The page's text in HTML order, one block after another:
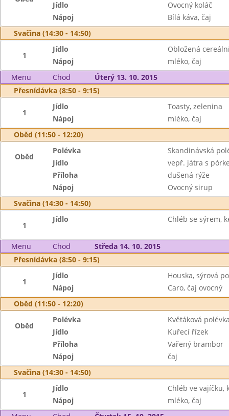
Jídlo
Ovocný koláč
Nápoj
Bílá káva, čaj
Svačina (14:30 - 14:50)
1
Jídlo
Obložená
Nápoj
mléko, čaj
Menu
Chod
Úterý 13. 10. 2015
Přesnídávka (8:50 - 9:15)
1
Jídlo
Toasty, zelenina
Nápoj
mléko, čaj
Oběd (11:50 - 12:20)
Oběd
Polévka
Skandinávská
Jídlo
vepř. játra s
Příloha
dušená rýže
Nápoj
Ovocný sirup
Svačina (14:30 - 14:50)
1
Jídlo Chléb se sýrem,
Menu Chod
Středa 14. 10. 2015
Přesnídávka (8:50 - 9:15)
1
Jídlo
Houska, sýrová
Nápoj
Caro, čaj ovocný
Oběd (11:50 - 12:20)
Oběd
Polévka
Květáková
Jídlo
Kuřecí řízek
Příloha
Vařený brambor
Nápoj
čaj
Svačina (14:30 - 14:50)
1
Jídlo
Chléb ve vajíčku,
Nápoj
mléko, čaj